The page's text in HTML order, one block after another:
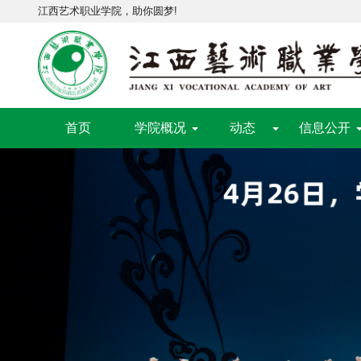
江西艺术职业学院，助你圆梦!
首页 学院概况 动态 信息公开